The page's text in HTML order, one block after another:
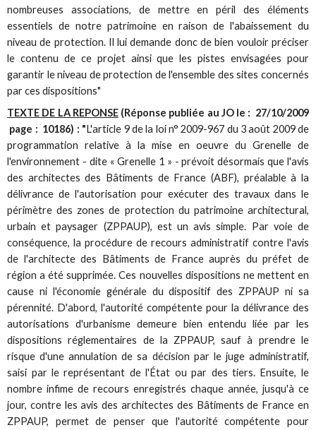
nombreuses associations, de mettre en péril des éléments
essentiels de notre patrimoine en raison de l'abaissement du
niveau de protection. Il lui demande donc de bien vouloir préciser
le contenu de ce projet ainsi que les pistes envisagées pour
garantir le niveau de protection de l'ensemble des sites concernés
par ces dispositions"
TEXTE DE LA REPONSE(Réponse publiée au JO le : 27/10/2009
page : 10186) : "L'article 9 de la loi n° 2009-967 du 3 août 2009 de
programmation relative à la mise en oeuvre du Grenelle de
l'environnement - dite « Grenelle 1 » - prévoit désormais que l'avis
des architectes des Bâtiments de France (ABF), préalable à la
délivrance de l'autorisation pour exécuter des travaux dans le
périmètre des zones de protection du patrimoine architectural,
urbain et paysager (ZPPAUP), est un avis simple. Par voie de
conséquence, la procédure de recours administratif contre l'avis
de l'architecte des Bâtiments de France auprès du préfet de
région a été supprimée. Ces nouvelles dispositions ne mettent en
cause ni l'économie générale du dispositif des ZPPAUP ni sa
pérennité. D'abord, l'autorité compétente pour la délivrance des
autorisations d'urbanisme demeure bien entendu liée par les
dispositions réglementaires de la ZPPAUP, sauf à prendre le
risque d'une annulation de sa décision par le juge administratif,
saisi par le représentant de l'État ou par des tiers. Ensuite, le
nombre infime de recours enregistrés chaque année, jusqu'à ce
jour, contre les avis des architectes des Bâtiments de France en
ZPPAUP, permet de penser que l'autorité compétente pour